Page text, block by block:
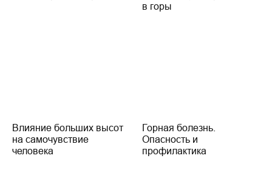
в горы
Влияние больших высот
на самочувствие
человека
Горная болезнь.
Опасность и
профилактика